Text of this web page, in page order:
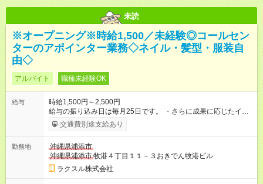
未読
※オープニング※時給1,500／未経験◎コールセン
ターのアポインター業務◇ネイル・髪型・服装自
由◇
アルバイト 職種未経験OK
給与
時給1,500円～2,500円
給与の振り込み日は毎月25日です。 ・さらに成果に応じたイン
センティブ制度あり！ アポイント獲得数に応じて報酬が増える
ため、頑張りがそのまま収入に直結します。 「やる気と報酬が
ィブ例 ラクスル顧客へのアポイント獲得1件1,000円 その他、売
り上げの10％ 【試用期間】試用期間あり 試用期間の長さ：3ヶ
月 雇用形態、給与は本採用時と同じです。
交通費別途支給あり
勤務地
沖縄県浦添市
沖縄県浦添市牧港４丁目１１－３おきでん牧港ビル
ラクスル株式会社